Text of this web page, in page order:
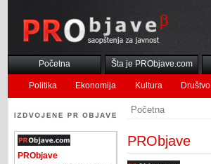
Početna Šta je PRObjave.com
Politika Ekonomija Kultura Društvo
Početna
PRObjave
PRObjave